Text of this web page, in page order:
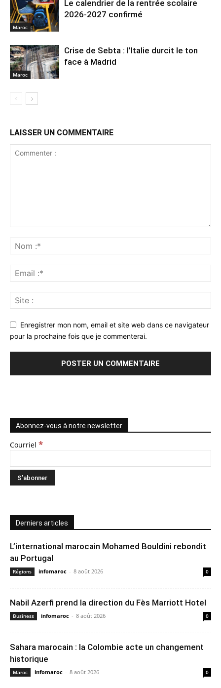
Maroc
Le calendrier de la rentrée scolaire
2026-2027 confirmé
Maroc
Crise de Sebta : l’Italie durcit le ton
face à Madrid
LAISSER UN COMMENTAIRE
Enregistrer mon nom, email et site web dans ce navigateur
pour la prochaine fois que je commenterai.
Abonnez-vous à notre newsletter
Courriel *
Derniers articles
L’international marocain Mohamed Bouldini rebondit
au Portugal
Régions infomaroc - 8 août 2026 0
Nabil Azerfi prend la direction du Fès Marriott Hotel
Business infomaroc - 8 août 2026 0
Sahara marocain : la Colombie acte un changement
historique
Maroc infomaroc - 8 août 2026 0